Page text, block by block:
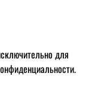
для